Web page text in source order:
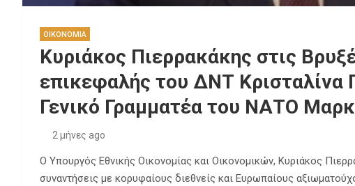
ΟΙΚΟΝΟΜΙΑ
Κυριάκος Πιερρακάκης στις
επικεφαλής του ΔΝΤ Κρισταλίνα
Γενικό Γραμματέα του ΝΑΤΟ
2 μήνες ago
Ο Υπουργός Εθνικής Οικονομίας και Οικονομικών, Κυριάκος
συναντήσεις με κορυφαίους διεθνείς και Ευρωπαίους